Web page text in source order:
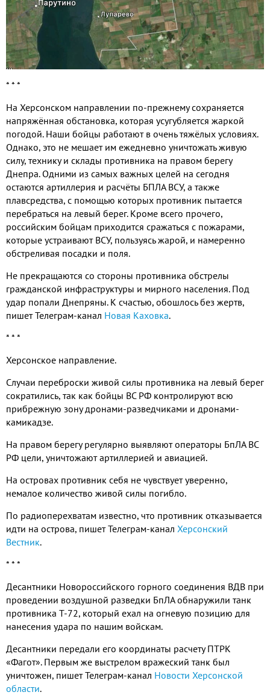
* * *
На Херсонском направлении по-прежнему сохраняется
напряжённая обстановка, которая усугубляется жаркой
погодой. Наши бойцы работают в очень тяжёлых условиях.
Однако, это не мешает им ежедневно уничтожать живую
силу, технику и склады противника на правом берегу
Днепра.Одними из самых важных целей на сегодня
остаются артиллерия и расчёты БПЛА ВСУ, а также
плавсредства, с помощью которых противник пытается
перебраться на левый берег. Кроме всего прочего,
российским бойцам приходится сражаться с пожарами,
которые устраивают ВСУ, пользуясь жарой, и намеренно
обстреливая посадки и поля.
Не прекращаются со стороны противника обстрелы
гражданской инфраструктуры и мирного населения. Под
удар попали Днепряны. К счастью, обошлось без жертв,
пишет Телеграм-канал Новая Каховка.
* * *
Херсонское направление.
Случаи переброски живой силы противника на левый берег
сократились, так как бойцы ВС РФ контролируют всю
прибрежную зону дронами-разведчиками и дронами-
камикадзе.
На правом берегу регулярно выявляют операторы БпЛА ВС
РФ цели, уничтожают артиллерией и авиацией.
На островах противник себя не чувствует уверенно,
немалое количество живой силы погибло.
По радиоперехватам известно, что противник отказывается
идти на острова, пишет Телеграм-канал Херсонский
Вестник.
* * *
Десантники Новороссийского горного соединения ВДВ при
проведении воздушной разведки БпЛА обнаружили танк
противника Т-72, который ехал на огневую позицию для
нанесения удара по нашим войскам.
Десантники передали его координаты расчету ПТРК
«Фагот». Первым же выстрелом вражеский танк был
уничтожен, пишет Телеграм-канал Новости Херсонской
области.